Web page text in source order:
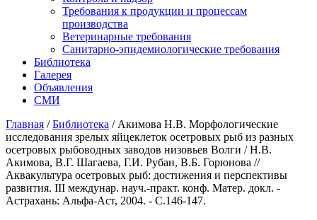
Требования к продукции и процессам
производства
Ветеринарные требования
Санитарно-эпидемиологические требования
Библиотека
Галерея
Объявления
СМИ
Главная /Библиотека / Акимова Н.В. Морфологические
исследования зрелых яйцеклеток осетровых рыб из разных
осетровых рыбоводных заводов низовьев Волги / Н.В.
Акимова, В.Г. Шагаева, Г.И. Рубан, В.Б. Горюнова //
Аквакультура осетровых рыб: достижения и перспективы
развития. III междунар. науч.-практ. конф. Матер. докл. -
Астрахань: Альфа-Аст, 2004. - С.146-147.